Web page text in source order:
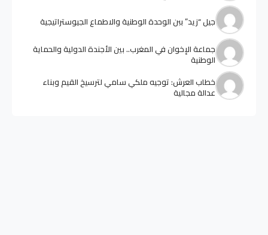
جيل “زيد” ببن الوحدة الوطنية والاطماع الجيوستراتيجية
جماعة الإخوان في المغرب.. بين الأجندة الدولية والحماية
الوطنية
خطاب العرش: توجيه ملكي سامي لترسيخ القيم وبناء
عدالة مجالية